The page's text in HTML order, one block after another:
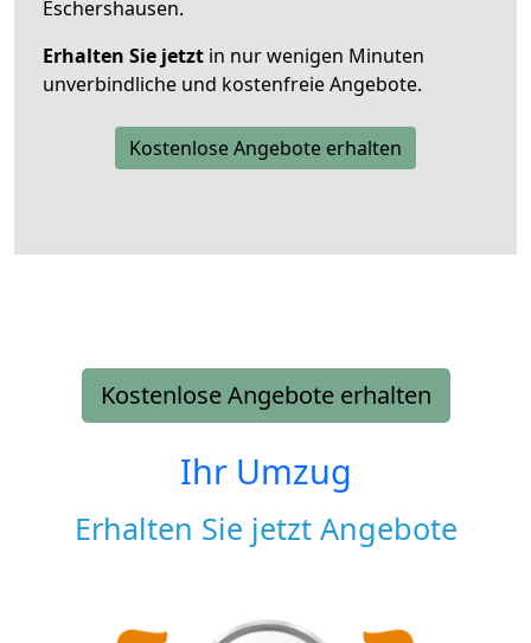
Eschershausen.
Erhalten Sie jetzt in nur wenigen Minuten
unverbindliche und kostenfreie Angebote.
Kostenlose Angebote erhalten
Kostenlose Angebote erhalten
Ihr Umzug
Erhalten Sie jetzt Angebote